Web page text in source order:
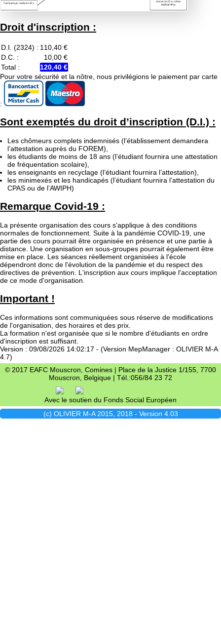
Droit d'inscription :
D.I. (2324) : 110,40 €
D.C. :
10,00 €
Total :
120,40 €
Pour votre sécurité et la nôtre, nous privilégions le paiement par carte
:
Sont exemptés du droit d’inscription (D.I.) :
Les chômeurs complets indemnisés (l’établissement demandera
l’attestation auprès du FOREM),
les étudiants de moins de 18 ans (l’étudiant fournira une attestation
de fréquentation scolaire),
les enseignants en recyclage (l’étudiant fournira l’attestation),
les minimexés et les handicapés (l’étudiant fournira l’attestation du
CPAS ou de l’AWIPH)
Remarque Covid-19 :
La présente organisation des cours s'applique à des conditions
normales de fonctionnement. Suite à la pandémie COVID-19, une
partie des cours pourrait être organisée en présence et une partie à
distance. Une organisation en sous-groupes pourrait également être
mise en place. Les séances réellement organisées à l'école
dépendront donc de l'évolution de la pandémie et du respect des
directives de prévention. L'inscription aux cours implique l'acceptation
de ce mode d'organisation.
Important !
Ces informations sont communiquées sous réserve de modifications
de l'organisation, des horaires et des prix.
La formation n'est organisée que si le nombre d'étudiants en ordre
d'inscription est suffisant.
Version : 09/08/2026 14:02:17 - (Version MepManager : OLIVIER M-A
4.7)
© 2017 EAFC Mouscron, Comines | Place de la Justice 1/155, 7700
Mouscron, Belgique | Tél.:056/84 23 72
Avec le soutien du Fonds Social Européen
(c) OLIVIER M-A 2015, 2018 - Version 4.03